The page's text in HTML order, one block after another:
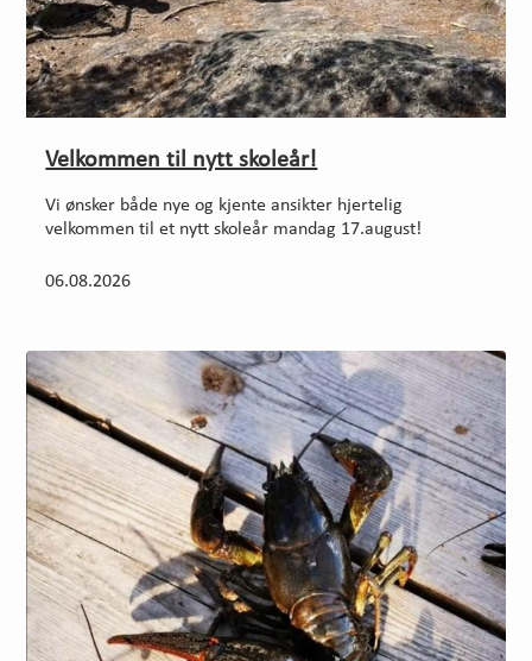
06.08.2026
Velkommen til nytt skoleår!
Vi ønsker både nye og kjente ansikter hjertelig
velkommen til et nytt skoleår mandag 17.august!